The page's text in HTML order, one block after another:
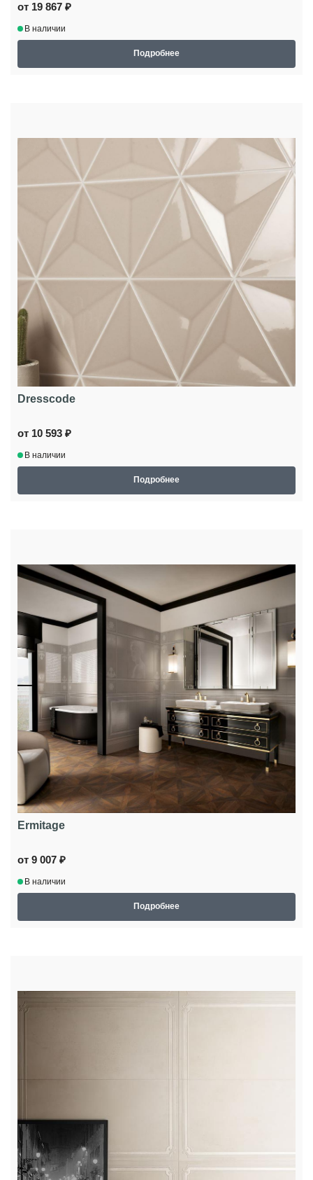
от 19 867 ₽
В наличии
Подробнее
Dresscode
от 10 593 ₽
В наличии
Подробнее
Ermitage
от 9 007 ₽
В наличии
Подробнее